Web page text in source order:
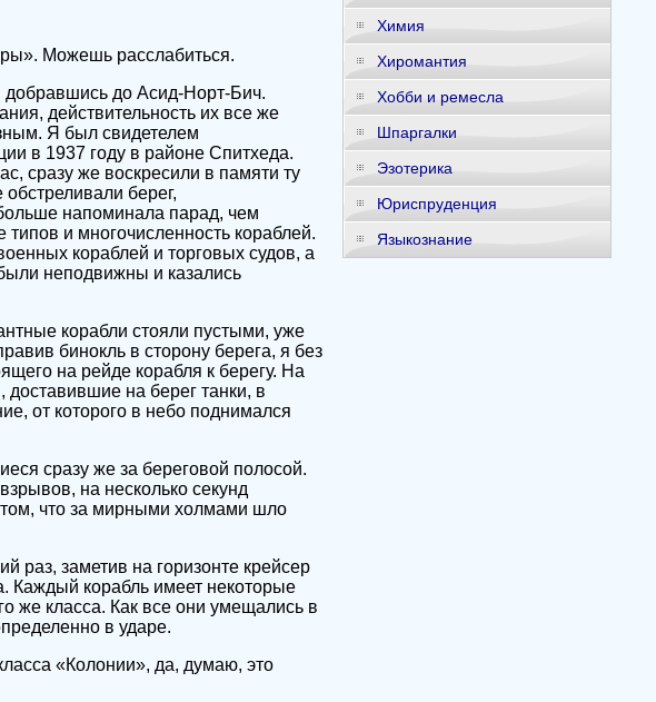
Можешь расслабиться.
добравшись до Асид-Норт-Бич.
действительность их все же
Я был свидетелем
в 1937 году в районе Спитхеда.
сразу же воскресили в памяти ту
берег,
напоминала парад, чем
и многочисленность кораблей.
кораблей и торговых судов, а
неподвижны и казались
корабли стояли пустыми, уже
бинокль в сторону берега, я без
на рейде корабля к берегу. На
на берег танки, в
от которого в небо поднимался
сразу же за береговой полосой.
на несколько секунд
том, что за мирными холмами шло
раз, заметив на горизонте крейсер
Каждый корабль имеет некоторые
же класса. Как все они умещались в
в ударе.
«Колонии», да, думаю, это
Химия
Хиромантия
Хобби и ремесла
Шпаргалки
Эзотерика
Юриспруденция
Языкознание